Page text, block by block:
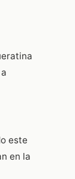
este
en la